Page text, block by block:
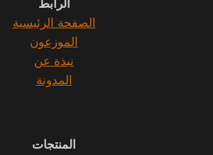
الرابط
الصفحة الرئيسية
الموزعون
نبذة عن
المدونة
المنتجات